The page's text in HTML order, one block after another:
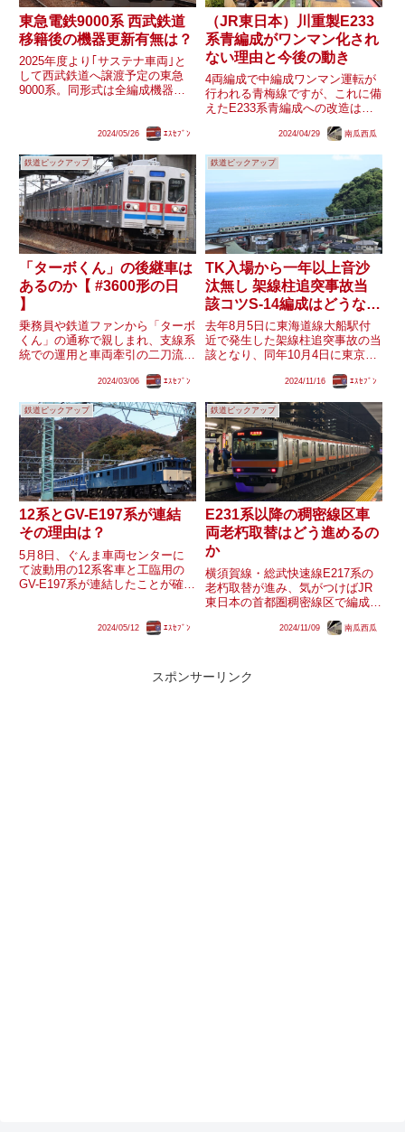
東急電鉄9000系 西武鉄道
移籍後の機器更新有無は？
2025年度より｢サステナ車両｣と
して西武鉄道へ譲渡予定の東急
9000系。同形式は全編成機器更
た初期の独特なサウンドが楽しめ
などのリスクも高まるこ...
2024/05/26 ｴｽｾﾌﾞﾝ
（JR東日本）川重製E233
系青編成がワンマン化され
ない理由と今後の動き
4両編成で中編成ワンマン運転が
行われる青梅線ですが、これに備
えたE233系青編成への改造は東
れ、川崎重工製の3編成には行わ
れませんでした。結果的に4両ワ
ンマン運転対応編成は単独運用数
（4運用）+予備編成（1編成）...
2024/04/29 南瓜西瓜
鉄道ピックアップ
「ターボくん」の後継車は
あるのか【 #3600形の日
】
乗務員や鉄道ファンから「ターボ
くん」の通称で親しまれ、支線系
統での運用と車両牽引の二刀流で
2024年度から同車と3500形の事
入が予定されています。3500形
と異なり366...
2024/03/06 ｴｽｾﾌﾞﾝ
鉄道ピックアップ
TK入場から一年以上音沙
汰無し 架線柱追突事故当
該コツS-14編成はどうなる
のか？
去年8月5日に東海道線大船駅付
近で発生した架線柱追突事故の当
該となり、同年10月4日に東京総
E231系近郊型コツS-14編成。入
ます。車体各所に大きな破損・変
形が確認でき、仮に修...
2024/11/16 ｴｽｾﾌﾞﾝ
鉄道ピックアップ
12系とGV-E197系が連結
その理由は？
5月8日、ぐんま車両センターに
て波動用の12系客車と工臨用の
GV-E197系が連結したことが確認
とも連結したことが確認されてい
2024/05/12 ｴｽｾﾌﾞﾝ
鉄道ピックアップ
E231系以降の稠密線区車
両老朽取替はどう進めるの
か
横須賀線・総武快速線E217系の
老朽取替が進み、気がつけばJR
東日本の首都圏稠密線区で編成単
列はE231系が最古参という状況
2000年代に量産された同系...
2024/11/09 南瓜西瓜
スポンサーリンク